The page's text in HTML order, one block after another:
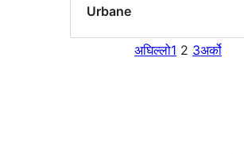
Urbane
अघिल्लो1 2 3अर्को